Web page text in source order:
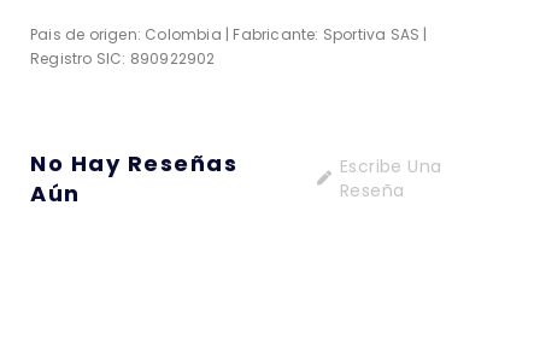
Pais de origen: Colombia | Fabricante: Sportiva SAS |
Registro SIC: 890922902
No Hay Reseñas
Aún
Escribe Una
Reseña